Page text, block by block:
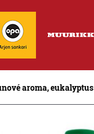
aroma, eukalyptus